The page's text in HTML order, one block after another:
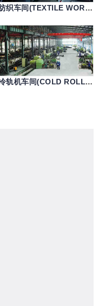
纺织车间(TEXTILE WORKSHOP)
冷轨机车间(COLD ROLLED WORKSHOP)